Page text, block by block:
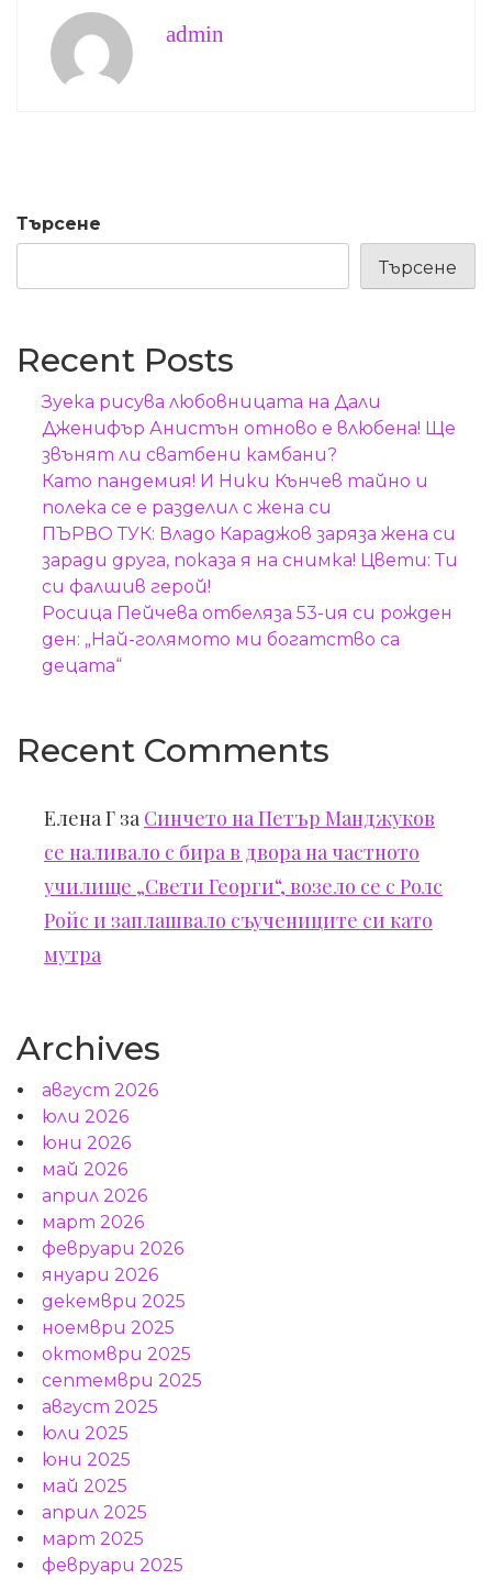
admin
Търсене
Търсене
Recent Posts
Зуека рисува любовницата на Дали
Дженифър Анистън отново е влюбена! Ще
звънят ли сватбени камбани?
Като пандемия! И Ники Кънчев тайно и
полека се е разделил с жена си
ПЪРВО ТУК: Владо Караджов заряза жена си
заради друга, показа я на снимка! Цвети: Ти
си фалшив герой!
Росица Пейчева отбеляза 53-ия си рожден
ден: „Най-голямото ми богатство са
децата“
Recent Comments
Елена Г за Синчето на Петър Манджуков
се наливало с бира в двора на частното
училище „Свети Георги“, возело се с Ролс
Ройс и заплашвало съучениците си като
мутра
Archives
август 2026
юли 2026
юни 2026
май 2026
април 2026
март 2026
февруари 2026
януари 2026
декември 2025
ноември 2025
октомври 2025
септември 2025
август 2025
юли 2025
юни 2025
май 2025
април 2025
март 2025
февруари 2025